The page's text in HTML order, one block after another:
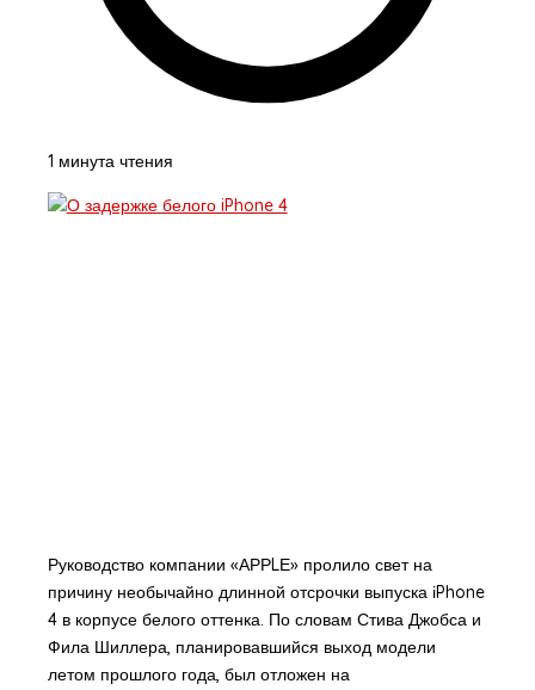
1 минута чтения
Руководство компании «АРРLЕ» пролило свет на
причину необычайно длинной отсрочки выпуска іPhone
4 в корпусе белого оттенка. По словам Стива Джобса и
Фила Шиллера, планировавшийся выход модели
летом прошлого года, был отложен на